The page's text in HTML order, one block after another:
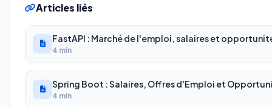
Articles liés
FastAPI : Marché de l'emploi, salaires et
4 min
Spring Boot : Salaires, Offres d'Emploi et
4 min